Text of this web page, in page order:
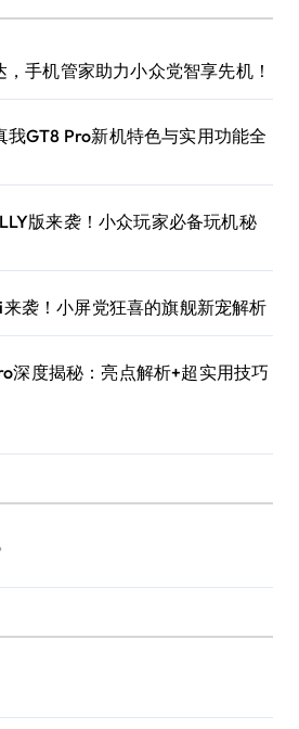
手机管家助力小众党智享先机！
我GT8 Pro新机特色与实用功能全
版来袭！小众玩家必备玩机秘
袭！小屏党狂喜的旗舰新宠解析
深度揭秘：亮点解析+超实用技巧